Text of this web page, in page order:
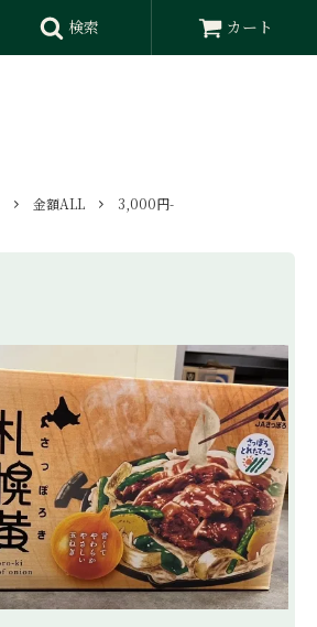
検索 カート
金額ALL 3,000円-